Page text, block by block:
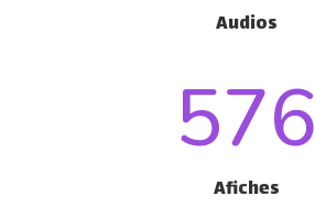
Audios
576
Afiches